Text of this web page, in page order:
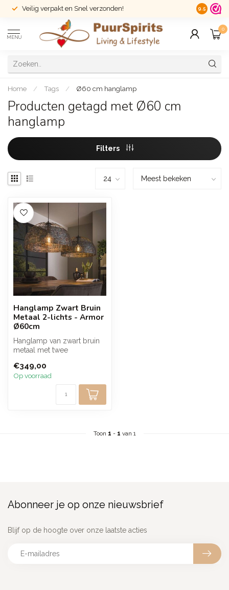
Veilig verpakt en Snel verzonden! 14 dagen
9.5
MENU
0
Home / Tags / Ø60 cm hanglamp
Producten getagd met Ø60 cm
hanglamp
Filters
Hanglamp Zwart Bruin
Metaal 2-lichts - Armor
Ø60cm
Hanglamp van zwart bruin
metaal met twee
een warme e...
€349,00
Op voorraad
Toon 1 - 1 van 1
Abonneer je op onze nieuwsbrief
Blijf op de hoogte over onze laatste acties